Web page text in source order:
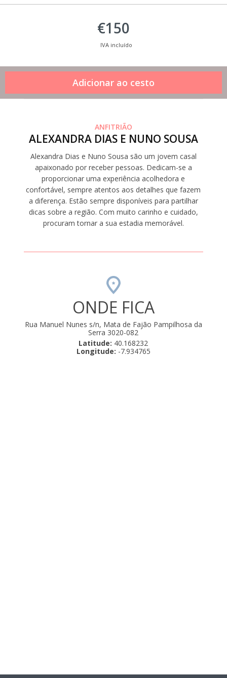
€150
IVA incluído
ANFITRIÃO
ALEXANDRA DIAS E NUNO SOUSA
Alexandra Dias e Nuno Sousa são um jovem casal
apaixonado por receber pessoas. Dedicam-se a
proporcionar uma experiência acolhedora e
confortável, sempre atentos aos detalhes que fazem
a diferença. Estão sempre disponíveis para partilhar
dicas sobre a região. Com muito carinho e cuidado,
procuram tornar a sua estadia memorável.
ONDE FICA
Rua Manuel Nunes s/n, Mata de Fajão Pampilhosa da
Serra 3020-082
Latitude: 40.168232
Longitude: -7.934765